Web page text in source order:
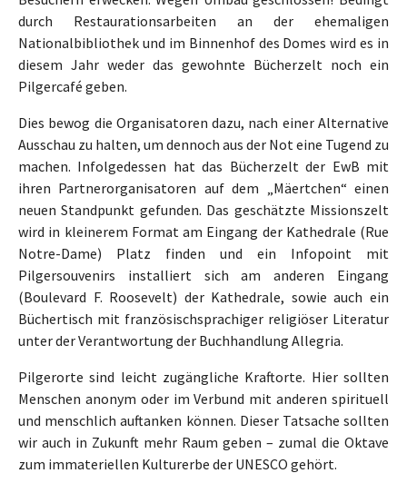
durch Restaurationsarbeiten an der ehemaligen
Nationalbibliothek und im Binnenhof des Domes wird es in
diesem Jahr weder das gewohnte Bücherzelt noch ein
Pilgercafé geben.
Dies bewog die Organisatoren dazu, nach einer Alternative
Ausschau zu halten, um dennoch aus der Not eine Tugend zu
machen. Infolgedessen hat das Bücherzelt der EwB mit
ihren Partnerorganisatoren auf dem „Mäertchen“ einen
neuen Standpunkt gefunden. Das geschätzte Missionszelt
wird in kleinerem Format am Eingang der Kathedrale (Rue
Notre-Dame) Platz finden und ein Infopoint mit
Pilgersouvenirs installiert sich am anderen Eingang
(Boulevard F. Roosevelt) der Kathedrale, sowie auch ein
Büchertisch mit französischsprachiger religiöser Literatur
unter der Verantwortung der Buchhandlung Allegria.
Pilgerorte sind leicht zugängliche Kraftorte. Hier sollten
Menschen anonym oder im Verbund mit anderen spirituell
und menschlich auftanken können. Dieser Tatsache sollten
wir auch in Zukunft mehr Raum geben – zumal die Oktave
zum immateriellen Kulturerbe der UNESCO gehört.